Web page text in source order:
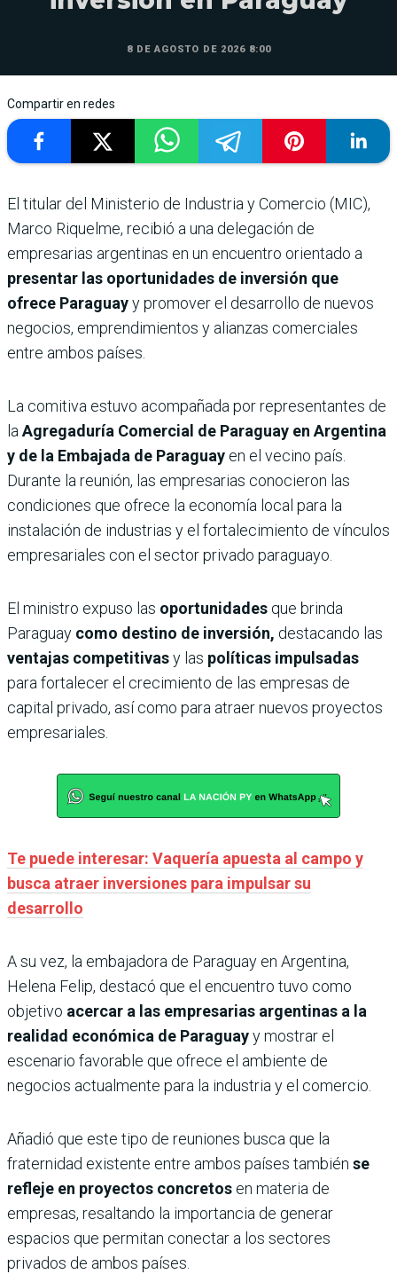
8 DE AGOSTO DE 2026 8:00
Compartir en redes
El titular del Ministerio de Industria y Comercio (MIC),
Marco Riquelme, recibió a una delegación de
empresarias argentinas en un encuentro orientado a
presentar las oportunidades de inversión que
ofrece Paraguayy promover el desarrollo de nuevos
negocios, emprendimientos y alianzas comerciales
entre ambos países.
La comitiva estuvo acompañada por representantes de
la Agregaduría Comercial de Paraguay en Argentina
y de la Embajada de Paraguay en el vecino país.
Durante la reunión, las empresarias conocieron las
condiciones que ofrece la economía local para la
instalación de industrias y el fortalecimiento de vínculos
empresariales con el sector privado paraguayo.
El ministro expuso las oportunidades que brinda
Paraguay como destino de inversión, destacando las
ventajas competitivasy las políticas impulsadas
para fortalecer el crecimiento de las empresas de
capital privado, así como para atraer nuevos proyectos
empresariales.
Te puede interesar: Vaquería apuesta al campo y
busca atraer inversiones para impulsar su
desarrollo
A su vez, la embajadora de Paraguay en Argentina,
Helena Felip, destacó que el encuentro tuvo como
objetivo acercar a las empresarias argentinas a la
realidad económica de Paraguayy mostrar el
escenario favorable que ofrece el ambiente de
negocios actualmente para la industria y el comercio.
Añadió que este tipo de reuniones busca que la
fraternidad existente entre ambos países también se
refleje en proyectos concretos en materia de
empresas, resaltando la importancia de generar
espacios que permitan conectar a los sectores
privados de ambos países.